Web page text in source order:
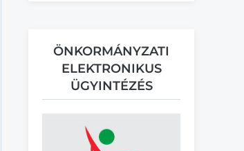
ÖNKORMÁNYZATI
ELEKTRONIKUS
ÜGYINTÉZÉS